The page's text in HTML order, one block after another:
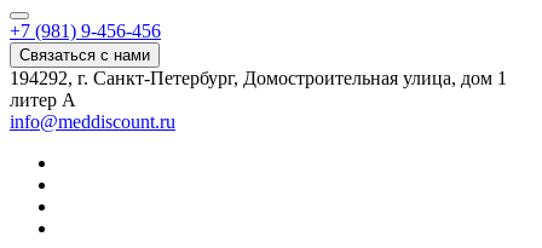
+7 (981) 9-456-456
Связаться с нами
194292, г. Санкт-Петербург, Домостроительная улица, дом 1
литер А
info@meddiscount.ru